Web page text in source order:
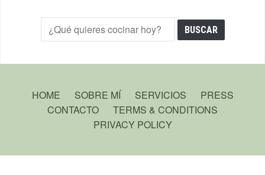
HOME SOBRE MÍ SERVICIOS
PRESS
CONTACTO
TERMS & CONDITIONS
PRIVACY POLICY